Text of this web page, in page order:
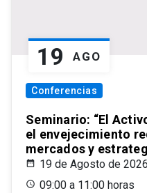
19 AGO
Conferencias
Seminario: “El
el envejecimiento
mercados y
19 de Agosto de 2026
09:00 a 11:00 horas